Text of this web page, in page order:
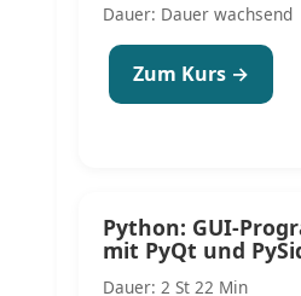
Dauer: Dauer wachsend
Zum Kurs →
Python: GUI-
mit PyQt und
Dauer: 2 St 22 Min